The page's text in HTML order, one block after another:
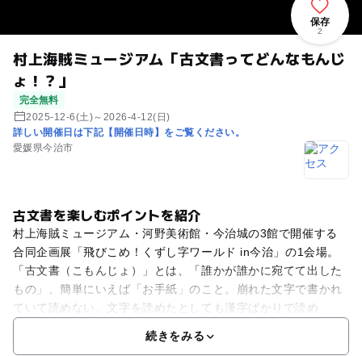
村上海賊ミュージアム「古文書ってどんなもんじ
ょ！？」
完全無料
2025-12-6(土)～2026-4-12(日)
詳しい開催日は下記【開催日時】をご覧ください。
愛媛県今治市
保存
2
古文書を楽しむポイントを紹介
村上海賊ミュージアム・河野美術館・今治城の3館で開催する
合同企画展「飛びこめ！くずし字ワールド in今治」の1会場。
「古文書（こもんじょ）」とは、「誰かが誰かに宛てて出した
もの」、簡単にいえば「お手紙」のこと。崩れた文字で書かれ
ていて読めない、文字を読めたとしても漢字ばかりで読め
続きをみる